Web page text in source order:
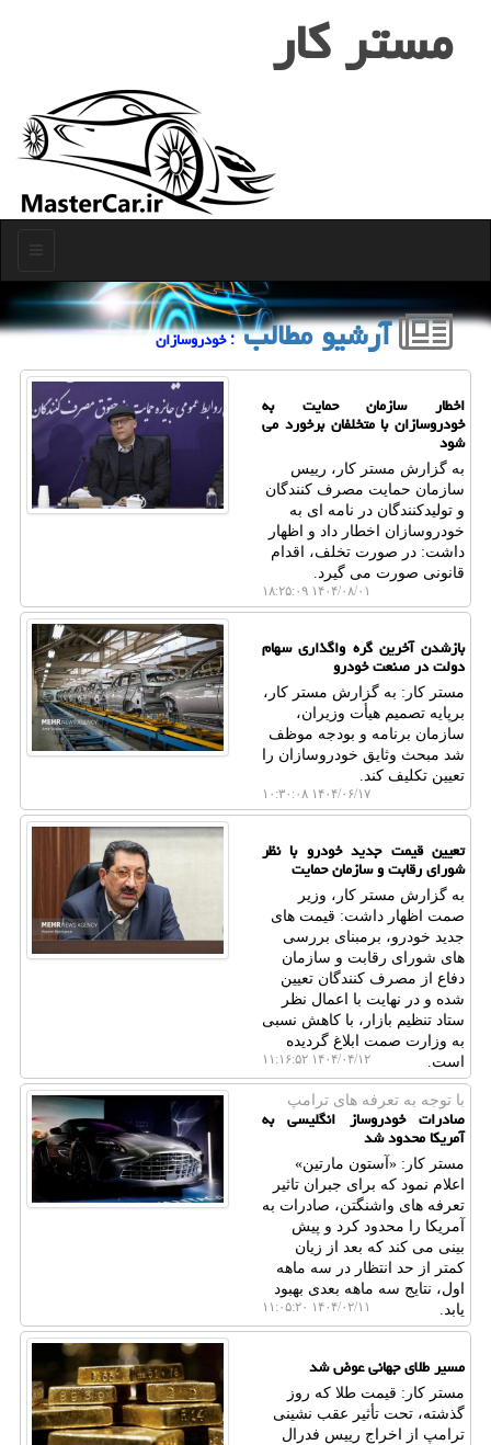
مستر كار
آرشیو مطالب : خودروسازان
اخطار سازمان حمایت به
خودروسازان با متخلفان برخورد می
شود
به گزارش مستر کار، رییس
سازمان حمایت مصرف کنندگان
و تولیدکنندگان در نامه ای به
خودروسازان اخطار داد و اظهار
داشت: در صورت تخلف، اقدام
قانونی صورت می گیرد.
۱۴۰۴/۰۸/۰۱ ۱۸:۲۵:۰۹
بازشدن آخرین گره واگذاری سهام
دولت در صنعت خودرو
مستر کار: به گزارش مستر کار،
برپایه تصمیم هیأت وزیران،
سازمان برنامه و بودجه موظف
شد مبحث وثایق خودروسازان را
تعیین تکلیف کند.
۱۴۰۴/۰۶/۱۷ ۱۰:۳۰:۰۸
تعیین قیمت جدید خودرو با نظر
شورای رقابت و سازمان حمایت
به گزارش مستر کار، وزیر
صمت اظهار داشت: قیمت های
جدید خودرو، برمبنای بررسی
های شورای رقابت و سازمان
دفاع از مصرف کنندگان تعیین
شده و در نهایت با اعمال نظر
ستاد تنظیم بازار، با کاهش نسبی
به وزارت صمت ابلاغ گردیده
است.
۱۴۰۴/۰۴/۱۲ ۱۱:۱۶:۵۲
با توجه به تعرفه های ترامپ
صادرات خودروساز انگلیسی به
آمریکا محدود شد
مستر کار: «آستون مارتین»
اعلام نمود که برای جبران تاثیر
تعرفه های واشنگتن، صادرات به
آمریکا را محدود کرد و پیش
بینی می کند که بعد از زیان
کمتر از حد انتظار در سه ماهه
اول، نتایج سه ماهه بعدی بهبود
یابد.
۱۴۰۴/۰۲/۱۱ ۱۱:۰۵:۲۰
مسیر طلای جهانی عوض شد
مستر کار: قیمت طلا که روز
گذشته، تحت تأثیر عقب نشینی
ترامپ از اخراج رییس فدرال